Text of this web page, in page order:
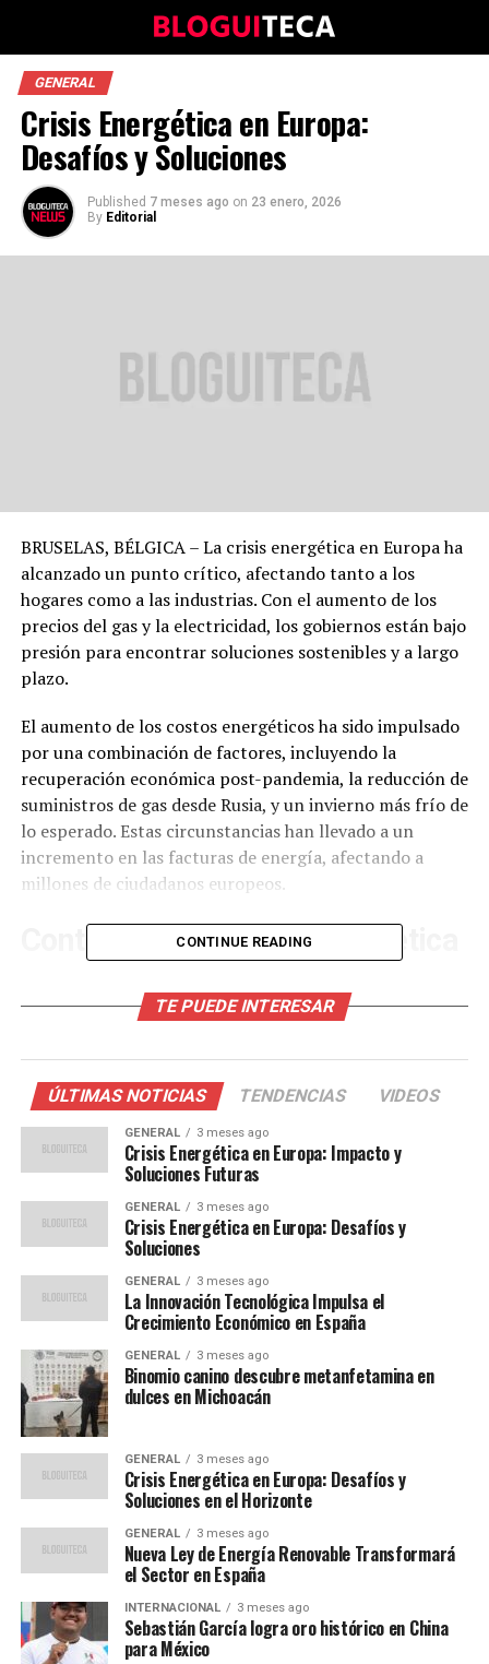
GENERAL
Crisis Energética en Europa:
Desafíos y Soluciones
Published 7 meses ago on 23 enero, 2026
By Editorial
BRUSELAS, BÉLGICA – La crisis energética en Europa ha
alcanzado un punto crítico, afectando tanto a los
hogares como a las industrias. Con el aumento de los
precios del gas y la electricidad, los gobiernos están bajo
presión para encontrar soluciones sostenibles y a largo
plazo.
El aumento de los costos energéticos ha sido impulsado
por una combinación de factores, incluyendo la
recuperación económica post-pandemia, la reducción de
suministros de gas desde Rusia, y un invierno más frío de
lo esperado. Estas circunstancias han llevado a un
incremento en las facturas de energía, afectando a
millones de ciudadanos europeos.
Contexto de la Crisis Energética
un tema de preocupación durante años. Según datos de
el 40% del gas natural consumido en Europa proviene de
Rusia. Esta dependencia ha dejado a muchos países
vulnerables a las fluctuaciones del suministro y los
precios.
disminución en la demanda de energía, pero la
recuperación económica ha generado un aumento
repentino en el consumo. A esto se suma la transición
hacia fuentes de energía más limpias, que aunque
necesaria, ha creado desafíos en el corto plazo.
Opiniones de Expertos y
Soluciones Propuestas
Los expertos sugieren que la diversificación de las
fuentes de energía es crucial para reducir la
analista de energía renovable, afirma que “la inversión
en energías renovables no solo es una solución
ambiental, sino también una estrategia de seguridad
energética”.
CONTINUE READING
TE PUEDE INTERESAR
ÚLTIMAS NOTICIAS TENDENCIAS VIDEOS
GENERAL 3 meses ago
Crisis Energética en Europa: Impacto y
Soluciones Futuras
GENERAL 3 meses ago
Crisis Energética en Europa: Desafíos y
Soluciones
GENERAL 3 meses ago
La Innovación Tecnológica Impulsa el
Crecimiento Económico en España
GENERAL 3 meses ago
Binomio canino descubre metanfetamina en
dulces en Michoacán
GENERAL 3 meses ago
Crisis Energética en Europa: Desafíos y
Soluciones en el Horizonte
GENERAL 3 meses ago
Nueva Ley de Energía Renovable Transformará
el Sector en España
INTERNACIONAL 3 meses ago
Sebastián García logra oro histórico en China
para México